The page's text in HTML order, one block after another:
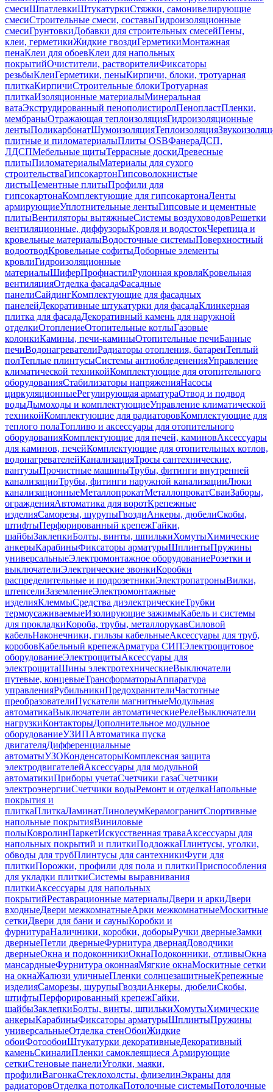
смесиШпатлевкиШтукатуркиСтяжки, самонивелирующие
смесиСтроительные смеси, составыГидроизоляционные
смесиГрунтовкиДобавки для строительных смесейПены,
клеи, герметикиЖидкие гвоздиГерметикиМонтажная
пенаКлеи для обоевКлеи для напольных
покрытийОчистители, растворителиФиксаторы
резьбыКлеиГерметики, пеныКирпичи, блоки, тротуарная
плиткаКирпичиСтроительные блокиТротуарная
плиткаИзоляционные материалыМинеральная
ватаЭкструдированный пенополистиролПенопластПленки,
мембраныОтражающая теплоизоляцияГидроизоляционные
лентыПоликарбонатШумоизоляцияТеплоизоляция
плитные и пиломатериалыПлиты OSBФанераДСП,
ЛДСПМебельные щитыТеррасные доскиДревесные
плитыПиломатериалыМатериалы для сухого
строительстваГипсокартонГипсоволокнистые
листыЦементные плитыПрофили для
гипсокартонаКомплектующие для гипсокартонаЛенты
армирующиеУплотнительные лентыГипсовые и цементные
плитыВентиляторы вытяжныеСистемы воздуховодовРешетки
вентиляционные, диффузорыКровля и водостокЧерепица и
кровельные материалыВодосточные системыПоверхностный
водоотводКровельные софитыДоборные элементы
кровлиГидроизоляционные
материалыШиферПрофнастилРулонная кровляКровельная
вентиляцияОтделка фасадаФасадные
панелиСайдингКомплектующие для фасадных
панелейДекоративные штукатурки для фасадаКлинкерная
плитка для фасадаДекоративный камень для наружной
отделкиОтоплениеОтопительные котлыГазовые
колонкиКамины, печи-каминыОтопительные печиБанные
печиВодонагревателиРадиаторы отопления, батареиТеплый
полТеплые плинтусыСистемы антиобледененияУправление
климатической техникойКомплектующие для отопительного
оборудованияСтабилизаторы напряженияНасосы
циркуляционныеРегулирующая арматураОтвод и подвод
водыДымоходы и комплектующиеУправление климатической
техникойКомплектующие для радиаторовКомплектующие для
теплого полаТопливо и аксессуары для отопительного
оборудованияКомплектующие для печей, каминовАксессуары
для каминов, печейКомплектующие для отопительных котлов,
водонагревателейКанализацияТросы сантехнические,
вантузыПрочистные машиныТрубы, фитинги внутренней
канализацииТрубы, фитинги наружной канализацииЛюки
канализационныеМеталлопрокатМеталлопрокатСваиЗаборы,
огражденияАвтоматика для воротКрепежные
изделияСаморезы, шурупыГвоздиАнкеры, дюбелиСкобы,
штифтыПерфорированный крепежГайки,
шайбыЗаклепкиБолты, винты, шпилькиХомутыХимические
анкерыКарабиныФиксаторы арматурыШплинтыПружины
универсальныеЭлектромонтажное оборудованиеРозетки и
выключателиЭлектрические звонкиКоробки
распределительные и подрозетникиЭлектропатроныВилки,
штепселиЗаземлениеЭлектромонтажные
изделияКлеммыСредства диэлектрическиеТрубки
термоусаживаемыеИзолирующие зажимыКабель и системы
для прокладкиКороба, трубы, металлорукавСиловой
кабельНаконечники, гильзы кабельныеАксессуары для труб,
коробовКабельный крепежАрматура СИПЭлектрощитовое
оборудованиеЭлектрощитыАксессуары для
электрощитаШины электротехническиеВыключатели
путевые, концевыеТрансформаторыАппаратура
управленияРубильникиПредохранителиЧастотные
преобразователиПускатели магнитныеМодульная
автоматикаВыключатели автоматическиеРелеВыключатели
нагрузкиКонтакторыДополнительное модульное
оборудованиеУЗИПАвтоматика пуска
двигателяДифференциальные
автоматыУЗОКонденсаторыКомплексная защита
электродвигателейАксессуары для модульной
автоматикиПриборы учетаСчетчики газаСчетчики
электроэнергииСчетчики водыРемонт и отделкаНапольные
покрытия и
плиткаПлиткаЛаминатЛинолеумКерамогранитСпортивные
напольные покрытияВиниловые
полыКовролинПаркетИскусственная траваАксессуары для
напольных покрытий и плиткиПодложкаПлинтусы, уголки,
обводы для трубПлинтусы для сантехникиФуги для
плиткиПорожки, профили для пола и плиткиПриспособления
для укладки плиткиСистемы выравнивания
плиткиАксессуары для напольных
покрытийРеставрационные материалыДвери и аркиДвери
входныеДвери межкомнатныеАрки межкомнатныеМоскитные
сеткиДвери для бани и сауныКоробки и
фурнитураНаличники, коробки, доборыРучки дверныеЗамки
дверныеПетли дверныеФурнитура двернаяДоводчики
дверныеОкна и подоконникиОкнаПодоконники, отливыОкна
мансардныеФурнитура оконнаяМягкие окнаМоскитные сетки
на окнаЖалюзи уличныеПленки солнцезащитныеКрепежные
изделияСаморезы, шурупыГвоздиАнкеры, дюбелиСкобы,
штифтыПерфорированный крепежГайки,
шайбыЗаклепкиБолты, винты, шпилькиХомутыХимические
анкерыКарабиныФиксаторы арматурыШплинтыПружины
универсальныеОтделка стенОбоиЖидкие
обоиФотообоиШтукатурки декоративныеДекоративный
каменьСкиналиПленки самоклеящиеся Армирующие
сеткиСтеновые панелиУголки, маяки,
профилиВагонкаСтеклохолсты, флизелинЭкраны для
радиаторовОтделка потолкаПотолочные системыПотолочные